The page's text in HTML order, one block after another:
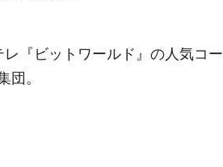
『ビットワールド』の人気コー
団。